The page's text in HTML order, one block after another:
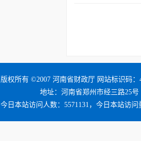
版权所有 ©2007 河南省财政厅 网站标识码：
地址：河南省郑州市经三路25号
今日本站访问人数：5571131，今日本站访问